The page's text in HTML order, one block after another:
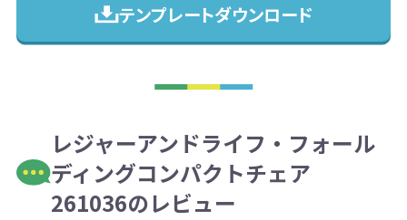
テンプレートダウンロード
レジャーアンドライフ・フォール
ディングコンパクトチェア
261036のレビュー